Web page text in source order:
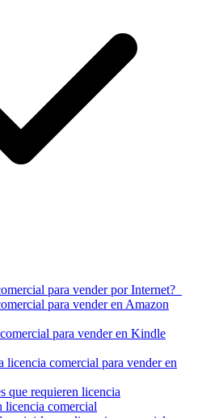
para vender por Internet?
para vender en Amazon
para vender en Kindle
licencia comercial para vender en
que requieren licencia
licencia comercial